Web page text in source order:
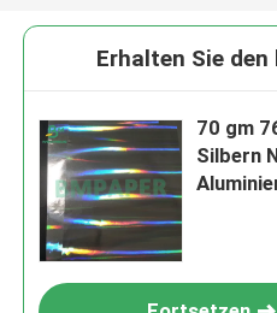
Erhalten Sie
70 gm
Silbern